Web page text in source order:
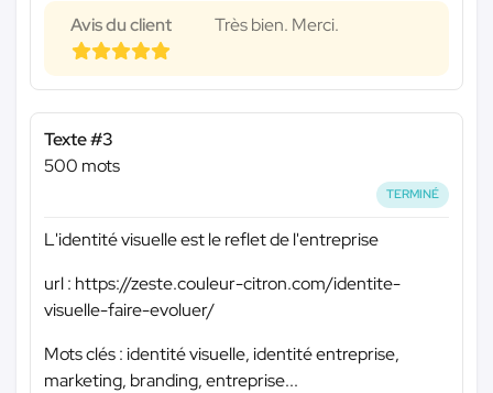
Avis du client Très bien. Merci.
Texte #3
500 mots
TERMINÉ
L'identité visuelle est le reflet de l'entreprise
url : https://zeste.couleur-citron.com/identite-
visuelle-faire-evoluer/
Mots clés : identité visuelle, identité entreprise,
marketing, branding, entreprise...